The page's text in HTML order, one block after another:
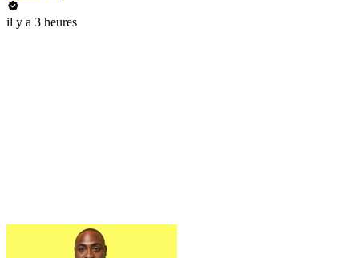
il y a 3 heures